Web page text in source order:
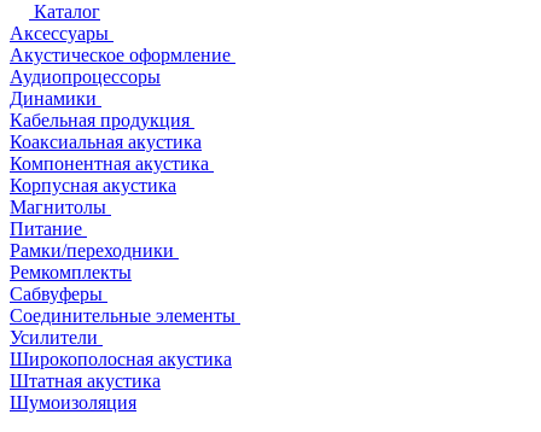
Каталог
Аксессуары
Акустическое оформление
Аудиопроцессоры
Динамики
Кабельная продукция
Коаксиальная акустика
Компонентная акустика
Корпусная акустика
Магнитолы
Питание
Рамки/переходники
Ремкомплекты
Сабвуферы
Соединительные элементы
Усилители
Широкополосная акустика
Штатная акустика
Шумоизоляция